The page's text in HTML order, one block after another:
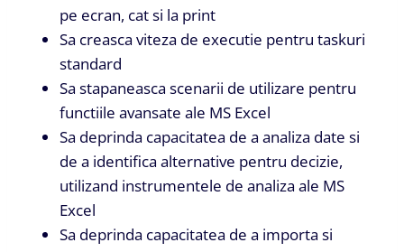
pe ecran, cat si la print
Sa creasca viteza de executie pentru taskuri
standard
Sa stapaneasca scenarii de utilizare pentru
functiile avansate ale MS Excel
Sa deprinda capacitatea de a analiza date si
de a identifica alternative pentru decizie,
utilizand instrumentele de analiza ale MS
Excel
Sa deprinda capacitatea de a importa si